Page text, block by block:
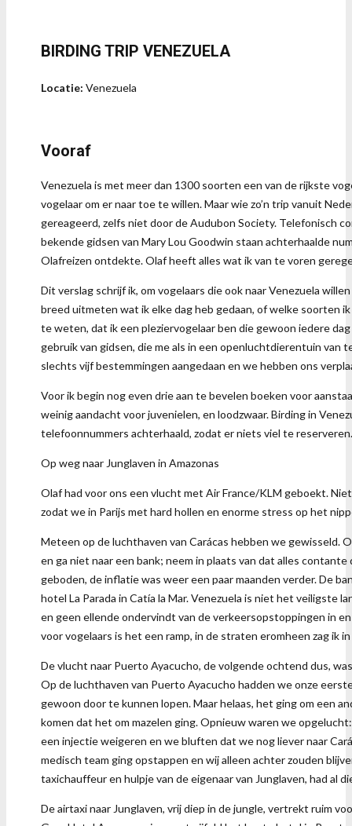
BIRDING TRIP VENEZUELA
Locatie: Venezuela
Vooraf
Venezuela is met meer dan 1300 soorten een van de rijkste
vogelaar om er naar toe te willen. Maar wie zo’n trip vanuit
gereageerd, zelfs niet door de Audubon Society. Telefonisch
bekende gidsen van Mary Lou Goodwin staan achterhaalde
Olafreizen ontdekte. Olaf heeft alles wat ik van te voren
Dit verslag schrijf ik, om vogelaars die ook naar Venezuela
breed uitmeten wat ik elke dag heb gedaan, of welke soorten
te weten, dat ik een pleziervogelaar ben die gewoon iedere
gebruik van gidsen, die me als in een openluchtdierentuin
slechts vijf bestemmingen aangedaan en we hebben ons
Voor ik begin nog even drie aan te bevelen boeken voor
weinig aandacht voor juvenielen, en loodzwaar. Birding in
telefoonnummers achterhaald, zodat er niets viel te
Op weg naar Junglaven in Amazonas
Olaf had voor ons een vlucht met Air France/KLM geboekt.
zodat we in Parijs met hard hollen en enorme stress op het
Meteen op de luchthaven van Carácas hebben we gewisseld.
en ga niet naar een bank; neem in plaats van dat alles
geboden, de inflatie was weer een paar maanden verder. De
hotel La Parada in Catía la Mar. Venezuela is niet het veiligste
en geen ellende ondervindt van de verkeersopstoppingen in
voor vogelaars is het een ramp, in de straten eromheen zag ik
De vlucht naar Puerto Ayacucho, de volgende ochtend dus,
Op de luchthaven van Puerto Ayacucho hadden we onze
gewoon door te kunnen lopen. Maar helaas, het ging om een
komen dat het om mazelen ging. Opnieuw waren we
een injectie weigeren en we bluften dat we nog liever naar
medisch team ging opstappen en wij alleen achter zouden
taxichauffeur en hulpje van de eigenaar van Junglaven, had al
De airtaxi naar Junglaven, vrij diep in de jungle, vertrekt ruim